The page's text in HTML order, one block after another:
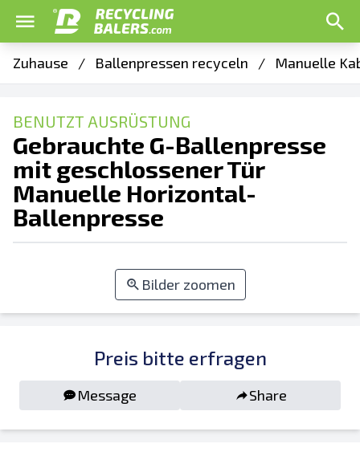
Zuhause / Ballenpressen recyceln / Manuelle
BENUTZT AUSRÜSTUNG
Gebrauchte G-Ballenpresse
mit geschlossener Tür
Manuelle Horizontal-
Ballenpresse
Bilder zoomen
Preis bitte erfragen
Message Share